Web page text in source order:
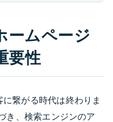
ームページ
要性
繋がる時代は終わりま
き、検索エンジンのア